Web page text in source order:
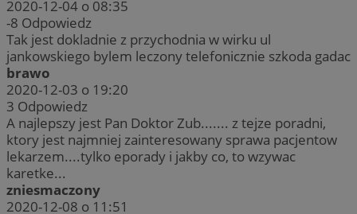
2020-12-04 o 08:35
-8 Odpowiedz
Tak jest dokladnie z przychodnia w wirku ul
jankowskiego bylem leczony telefonicznie szkoda gadac
brawo
2020-12-03 o 19:20
3 Odpowiedz
A najlepszy jest Pan Doktor Zub....... z tejze poradni,
ktory jest najmniej zainteresowany sprawa pacjentow
lekarzem....tylko eporady i jakby co, to wzywac
karetke...
zniesmaczony
2020-12-08 o 11:51